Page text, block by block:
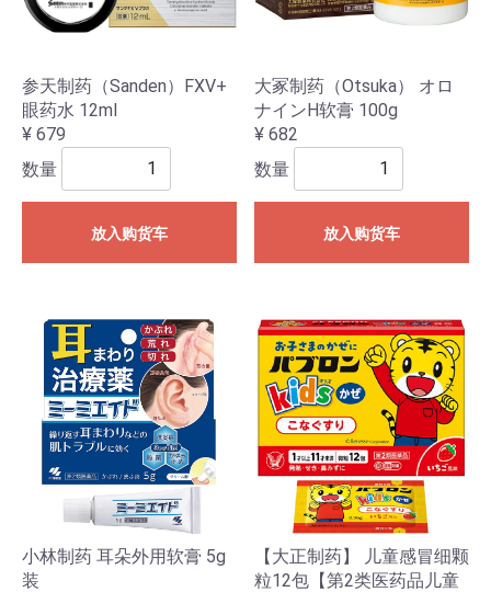
参天制药（Sanden）FXV+
眼药水 12ml
¥ 679
数量
放入购货车
大冢制药（Otsuka） オロ
ナインH软膏 100g
¥ 682
数量
放入购货车
小林制药 耳朵外用软膏 5g
装
【大正制药】 儿童感冒细颗
粒12包【第2类医药品儿童